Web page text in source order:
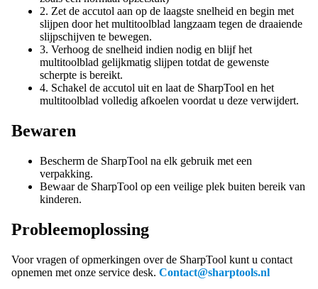
2. Zet de accutol aan op de laagste snelheid en begin met
slijpen door het multitoolblad langzaam tegen de draaiende
slijpschijven te bewegen.
3. Verhoog de snelheid indien nodig en blijf het
multitoolblad gelijkmatig slijpen totdat de gewenste
scherpte is bereikt.
4. Schakel de accutol uit en laat de SharpTool en het
multitoolblad volledig afkoelen voordat u deze verwijdert.
Bewaren
Bescherm de SharpTool na elk gebruik met een
verpakking.
Bewaar de SharpTool op een veilige plek buiten bereik van
kinderen.
Probleemoplossing
Voor vragen of opmerkingen over de SharpTool kunt u contact
opnemen met onze service desk. Contact@sharptools.nl